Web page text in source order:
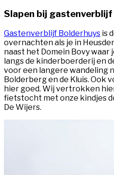
Slapen bij
Gastenverblijf Bolderhuys is
overnachten als je in
naast het Domein Bovy
langs de kinderboerderij en
voor een langere wandeling
Bolderberg en de Kluis. Ook
hier goed. Wij vertrokken
fietstocht met onze kindjes
De Wijers.